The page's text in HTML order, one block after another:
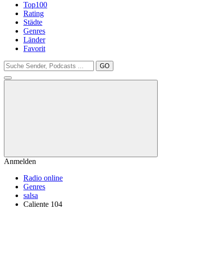
Top100
Rating
Städte
Genres
Länder
Favorit
GO
Anmelden
Radio online
Genres
salsa
Caliente 104